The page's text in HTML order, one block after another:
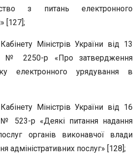
з питань електронного
[127];
Міністрів України від 13
№ 2250-р «Про затвердження
електронного урядування в
Міністрів України від 16
523-р «Деякі питання надання
органів виконавчої влади
адміністративних послуг» [128];